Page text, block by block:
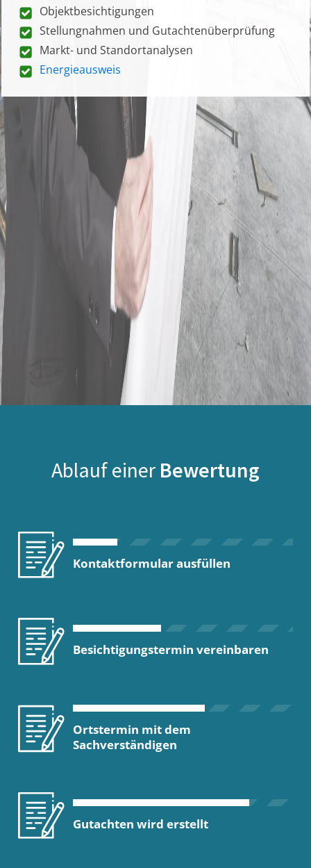
Objektbesichtigungen
Stellungnahmen und Gutachtenüberprüfung
Markt- und Standortanalysen
Energieausweis
Ablauf einer Bewertung
Kontaktformular ausfüllen
Besichtigungstermin vereinbaren
Ortstermin mit dem
Sachverständigen
Gutachten wird erstellt